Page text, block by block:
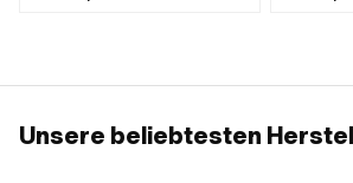
Unsere beliebtesten